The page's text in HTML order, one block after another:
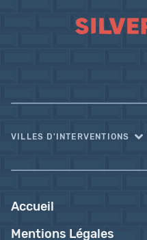
VILLES D'INTERVENTIONS
Accueil
Mentions Légales